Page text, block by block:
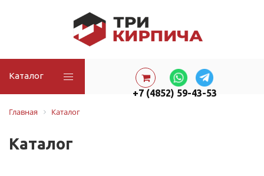
Каталог
+7 (4852) 59-43-53
Главная
Каталог
Каталог